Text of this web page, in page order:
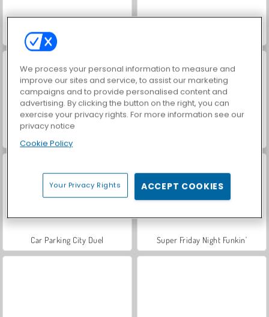
ASMR Makeover & Makeup Studio
Car Parking City Duel Super Friday Night Funkin'
We process your personal information to measure and
improve our sites and service, to assist our marketing
campaigns and to provide personalised content and
advertising. By clicking the button on the right, you can
exercise your privacy rights. For more information see our
privacy notice
Cookie Policy
Your Privacy Rights ACCEPT COOKIES